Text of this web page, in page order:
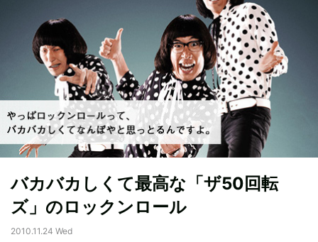
バカバカしくて最高な「ザ50回転
ズ」のロックンロール
2010.11.24 Wed